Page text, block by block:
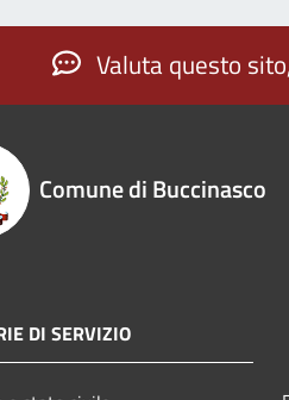
Valuta questo
Comune di Buccinasco
DI SERVIZIO